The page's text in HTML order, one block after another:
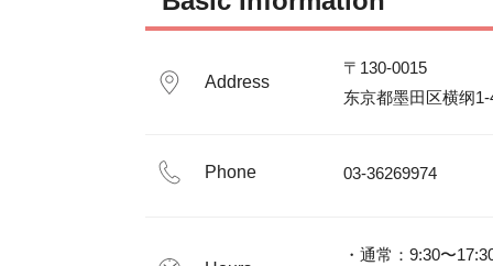
Address
〒130-0015
东京都墨田区横纲1-
Phone 03-36269974
・通常：9:30〜